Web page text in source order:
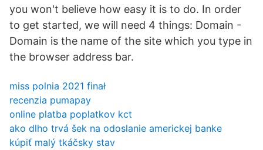
you won't believe how easy it is to do. In order
to get started, we will need 4 things: Domain -
Domain is the name of the site which you type in
the browser address bar.
miss polnia 2021 finał
recenzia pumapay
online platba poplatkov kct
ako dlho trvá šek na odoslanie americkej banke
kúpiť malý tkáčsky stav